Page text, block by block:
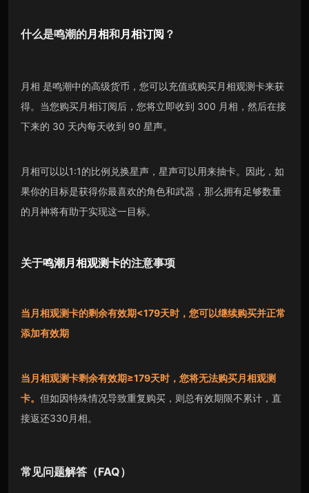
什么是鸣潮的月相和月相订阅 ？
月相 是鸣潮中的高级货币，您可以充值或购买月相观测卡来获
得。当您购买月相订阅后，您将立即收到 300 月相，然后在接
下来的 30 天内每天收到 90 星声。
月相可以以1:1的比例兑换星声，星声可以用来抽卡。因此，如
果你的目标是获得你最喜欢的角色和武器，那么拥有足够数量
的月神将有助于实现这一目标。
关于鸣潮月相观测卡的注意事项
当月相观测卡的剩余有效期<179天时，您可以继续购买并正常
添加有效期
当月相观测卡剩余有效期≥179天时，您将无法购买月相观测
卡。 但如因特殊情况导致重复购买，则总有效期限不累计，直
接返还330月相。
常见问题解答（FAQ）